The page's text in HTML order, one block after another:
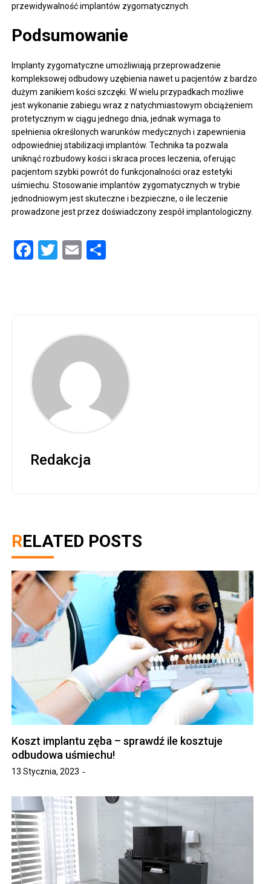
przewidywalność implantów zygomatycznych.
Podsumowanie
Implanty zygomatyczne umożliwiają przeprowadzenie
kompleksowej odbudowy uzębienia nawet u pacjentów z bardzo
dużym zanikiem kości szczęki. W wielu przypadkach możliwe
jest wykonanie zabiegu wraz z natychmiastowym obciążeniem
protetycznym w ciągu jednego dnia, jednak wymaga to
spełnienia określonych warunków medycznych i zapewnienia
odpowiedniej stabilizacji implantów. Technika ta pozwala
uniknąć rozbudowy kości i skraca proces leczenia, oferując
pacjentom szybki powrót do funkcjonalności oraz estetyki
uśmiechu. Stosowanie implantów zygomatycznych w trybie
jednodniowym jest skuteczne i bezpieczne, o ile leczenie
prowadzone jest przez doświadczony zespół implantologiczny.
Facebook
Twitter
Email
Redakcja
RELATED POSTS
Koszt implantu zęba – sprawdź ile kosztuje
odbudowa uśmiechu!
13 Stycznia, 2023